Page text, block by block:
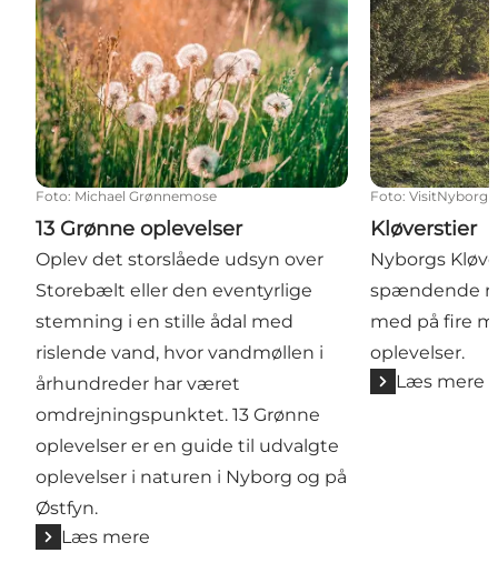
Foto: Michael Grønnemose
13 Grønne oplevelser
Oplev det storslåede udsyn over
Storebælt eller den eventyrlige
stemning i en stille ådal med
rislende vand, hvor vandmøllen i
århundreder har været
omdrejningspunktet. 13 Grønne
oplevelser er en guide til udvalgte
oplevelser i naturen i Nyborg og på
Østfyn.
Læs mere
Foto: VisitNyborg
Kløverstier
Nyborgs
spændende
med på fire
oplevelser.
Læs mere